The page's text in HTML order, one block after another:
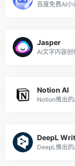
Jasper
AI文字内容创
Notion AI
DeepL